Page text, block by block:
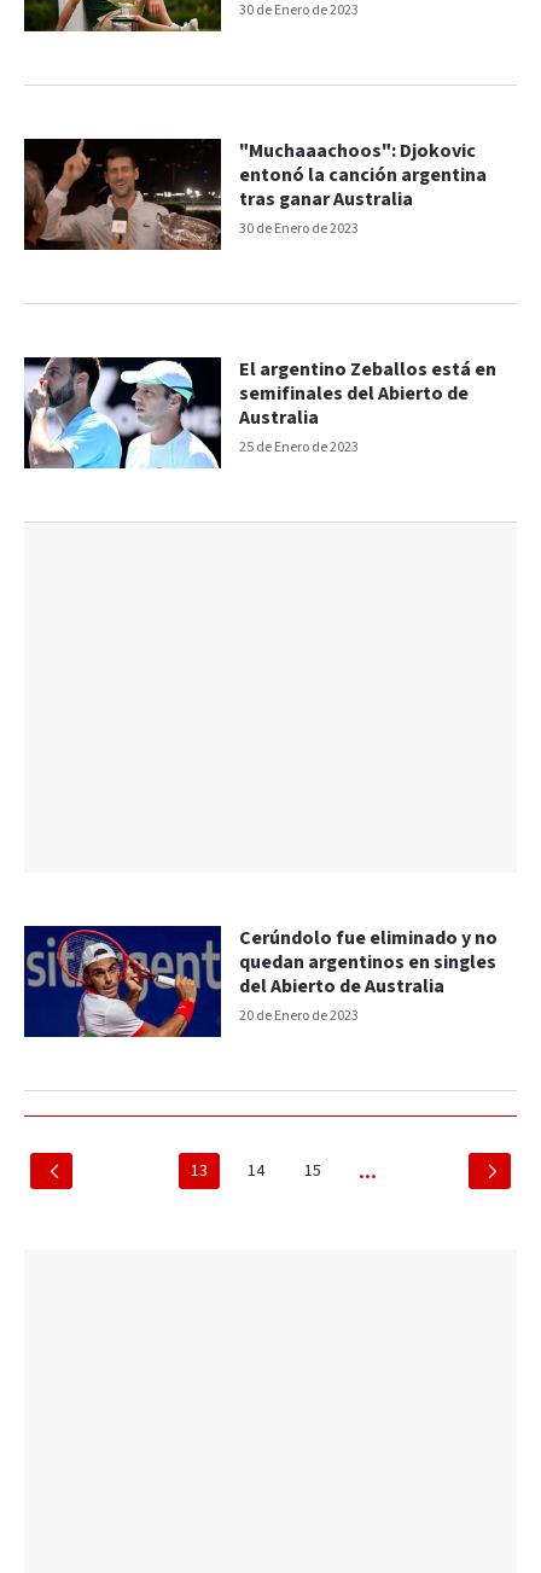
30 de Enero de 2023
30 de Enero de 2023
"Muchaaachoos": Djokovic
entonó la canción argentina
tras ganar Australia
25 de Enero de 2023
El argentino Zeballos está en
semifinales del Abierto de
Australia
20 de Enero de 2023
Cerúndolo fue eliminado y no
quedan argentinos en singles
del Abierto de Australia
13 14 15